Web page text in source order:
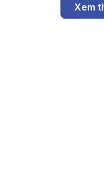
Xem